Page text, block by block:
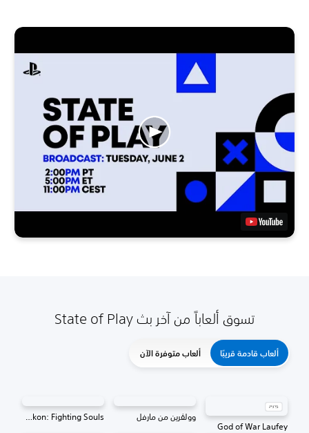
تسوق ألعاباً من آخر بث State of Play
ألعاب قادمة قريبًا ألعاب متوفرة الآن
God of War Laufey
وولڤرين من مارفل MARVEL Tōkon: Fighting Souls